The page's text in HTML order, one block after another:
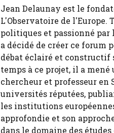
Jean Delaunay est le
L'Observatoire de
politiques et passionné
a décidé de créer ce forum
débat éclairé et constructif
temps à ce projet, il a
chercheur et professeur en
universités réputées,
les institutions
approfondie et son
dans le domaine des études